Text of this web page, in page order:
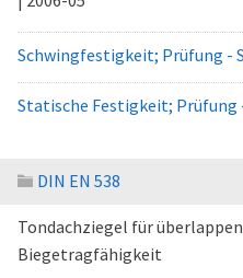
Schwingfestigkeit; Prüfung -
Statische Festigkeit; Prüfung
DIN EN 538
Tondachziegel für
Biegetragfähigkeit